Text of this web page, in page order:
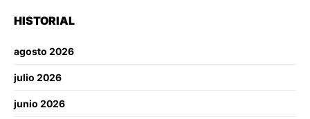
HISTORIAL
agosto 2026
julio 2026
junio 2026